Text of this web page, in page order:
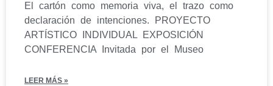
El cartón como memoria viva, el trazo como
declaración de intenciones. PROYECTO
ARTÍSTICO INDIVIDUAL EXPOSICIÓN
CONFERENCIA Invitada por el Museo
LEER MÁS »